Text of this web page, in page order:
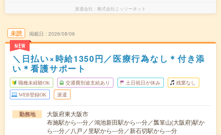
派遣会社 株式会社ニッソーネット
未読
NEW
掲載日 2026/08/06
＼日払い×時給1350円／医療行為なし＊付き添
い＊看護サポート
職種未経験OK 交通費別途支給あり 土日祝日が休み 残業なし
WEB登録OK 派遣
勤務地
大阪府東大阪市
布施駅から---分／鴻池新田駅から---分／瓢箪山(大阪府)駅か
ら---分／八戸ノ里駅から---分／新石切駅から---分